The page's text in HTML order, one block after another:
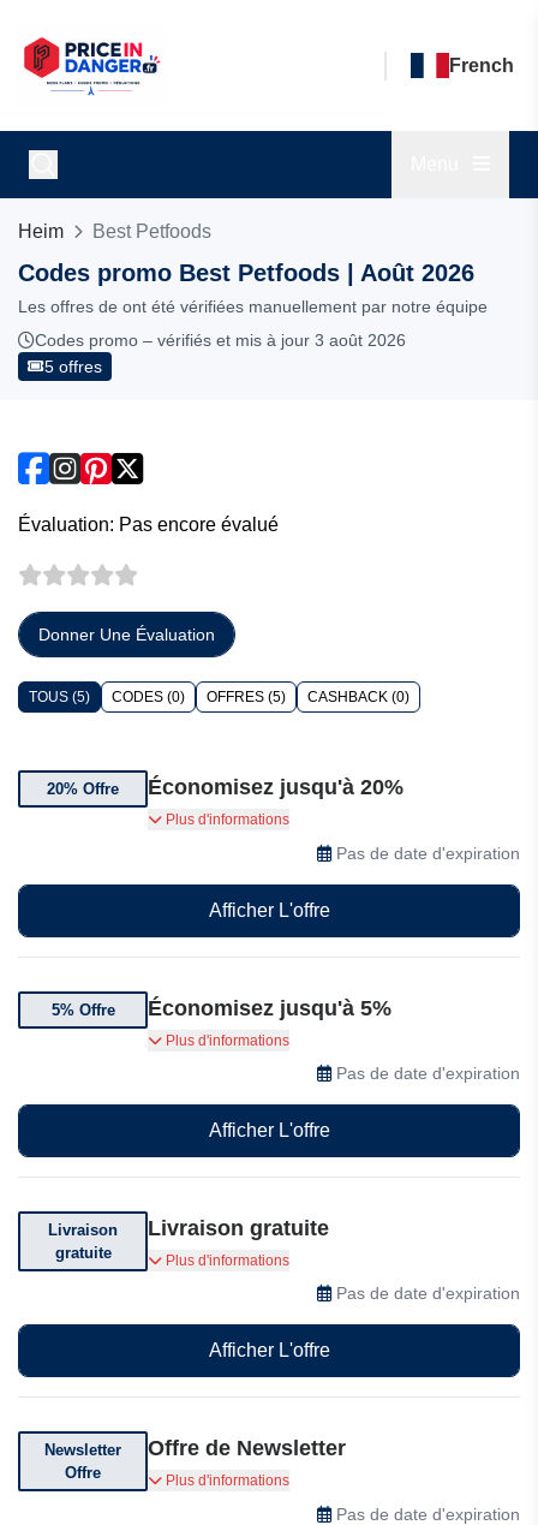
French
Heim Best Petfoods
Codes promo Best Petfoods | Août 2026
Les offres de ont été vérifiées manuellement par notre équipe
Codes promo – vérifiés et mis à jour 3 août 2026
5 offres
Évaluation: Pas encore évalué
Donner Une Évaluation
TOUS (5) CODES (0) OFFRES (5) CASHBACK (0)
20% Offre Économisez jusqu'à 20%
Jusqu'à 20% de réduction sur Best Petfoods.
Plus d'informations
Pas de date d'expiration
Afficher L'offre
5% Offre Économisez jusqu'à 5%
5% de réduction sur votre abonnement par
prélèvement automatique
Plus d'informations
Pas de date d'expiration
Afficher L'offre
Livraison
gratuite
Livraison gratuite
Livraison offerte dès €50 d'achat en France
Plus d'informations
Pas de date d'expiration
Afficher L'offre
Newsletter
Offre
Offre de Newsletter
Abonnez-vous à leur newsletter pour des
réductions exclusives, des offres et des
Plus d'informations
Pas de date d'expiration